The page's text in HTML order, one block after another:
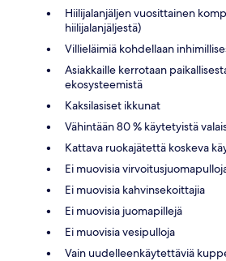
Hiilijalanjäljen vuosittainen
hiilijalanjäljestä)
Villieläimiä kohdellaan
Asiakkaille kerrotaan
ekosysteemistä
Kaksilasiset ikkunat
Vähintään 80 % käytetyistä
Kattava ruokajätettä koskeva
Ei muovisia
Ei muovisia kahvinsekoittajia
Ei muovisia juomapillejä
Ei muovisia vesipulloja
Vain uudelleenkäytettäviä